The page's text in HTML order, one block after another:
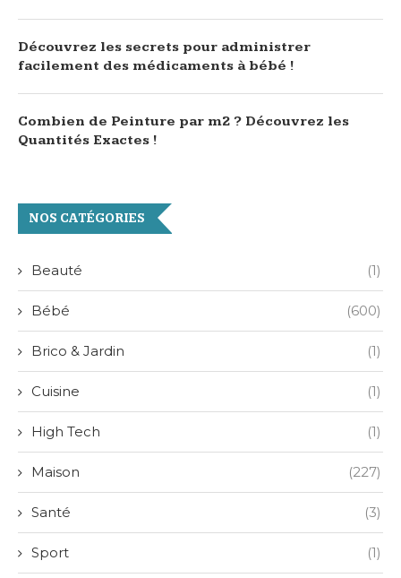
Découvrez les secrets pour administrer
facilement des médicaments à bébé !
Combien de Peinture par m2 ? Découvrez les
Quantités Exactes !
NOS CATÉGORIES
Beauté (1)
Bébé (600)
Brico & Jardin (1)
Cuisine (1)
High Tech (1)
Maison (227)
Santé (3)
Sport (1)